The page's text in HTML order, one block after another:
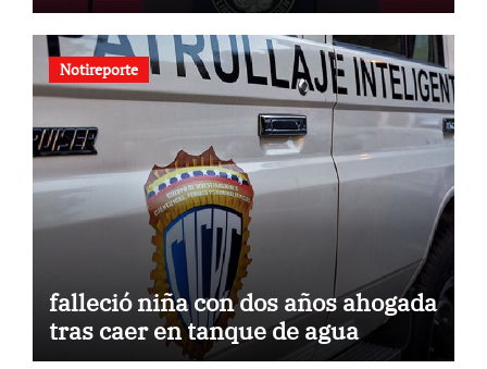
Notireporte
falleció niña con dos años ahogada
tras caer en tanque de agua